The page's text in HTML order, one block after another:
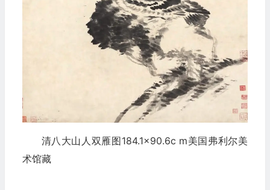
清八大山人双雁图184.1×90.6c m美国弗利尔美
术馆藏